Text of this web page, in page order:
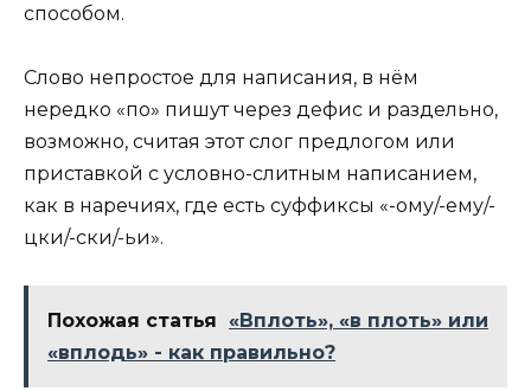
способом.
Слово непростое для написания, в нём
нередко «по» пишут через дефис и раздельно,
возможно, считая этот слог предлогом или
приставкой с условно-слитным написанием,
как в наречиях, где есть суффиксы «-ому/-ему/-
цки/-ски/-ьи».
Похожая статья
«Вплоть», «в плоть» или
«вплодь» - как правильно?